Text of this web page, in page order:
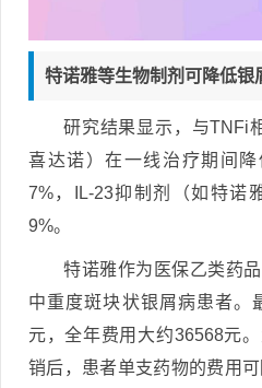
特诺雅等生物制剂可降低银
研究结果显示，与TNFi
喜达诺）在一线治疗期间
7%，IL-23抑制剂（如特诺
9%。
特诺雅作为医保乙类药
中重度斑块状银屑病患者。
元，全年费用大约36568元
销后，患者单支药物的费用